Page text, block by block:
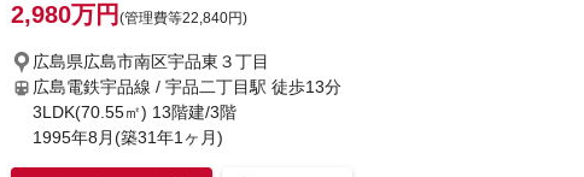
2,980万円 (管理費等22,840円)
広島県広島市南区宇品東３丁目
広島電鉄宇品線 / 宇品二丁目駅 徒歩13分
3LDK(70.55㎡) 13階建/3階
1995年8月(築31年1ヶ月)